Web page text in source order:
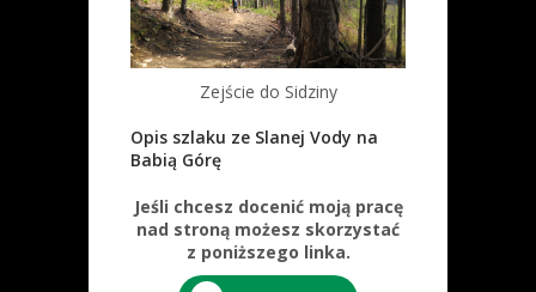
Zejście do Sidziny
Opis szlaku ze Slanej Vody na
Babią Górę
Jeśli chcesz docenić moją pracę
nad stroną możesz skorzystać
z poniższego linka.